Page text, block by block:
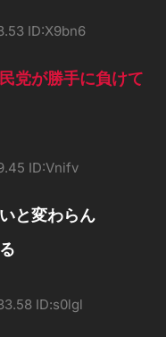
ID:X9bn6
党が勝手に負けて
ID:Vnifv
と変わらん
ID:s0lgl